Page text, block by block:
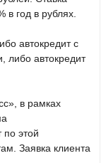
в год в рублях.
автокредит с
либо автокредит
в рамках
этой
Заявка клиента